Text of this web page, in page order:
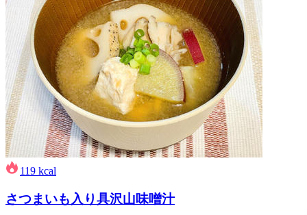
119 kcal
さつまいも入り具沢山味噌汁